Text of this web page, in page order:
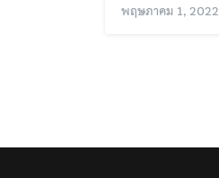
พฤษภาคม 1, 2022